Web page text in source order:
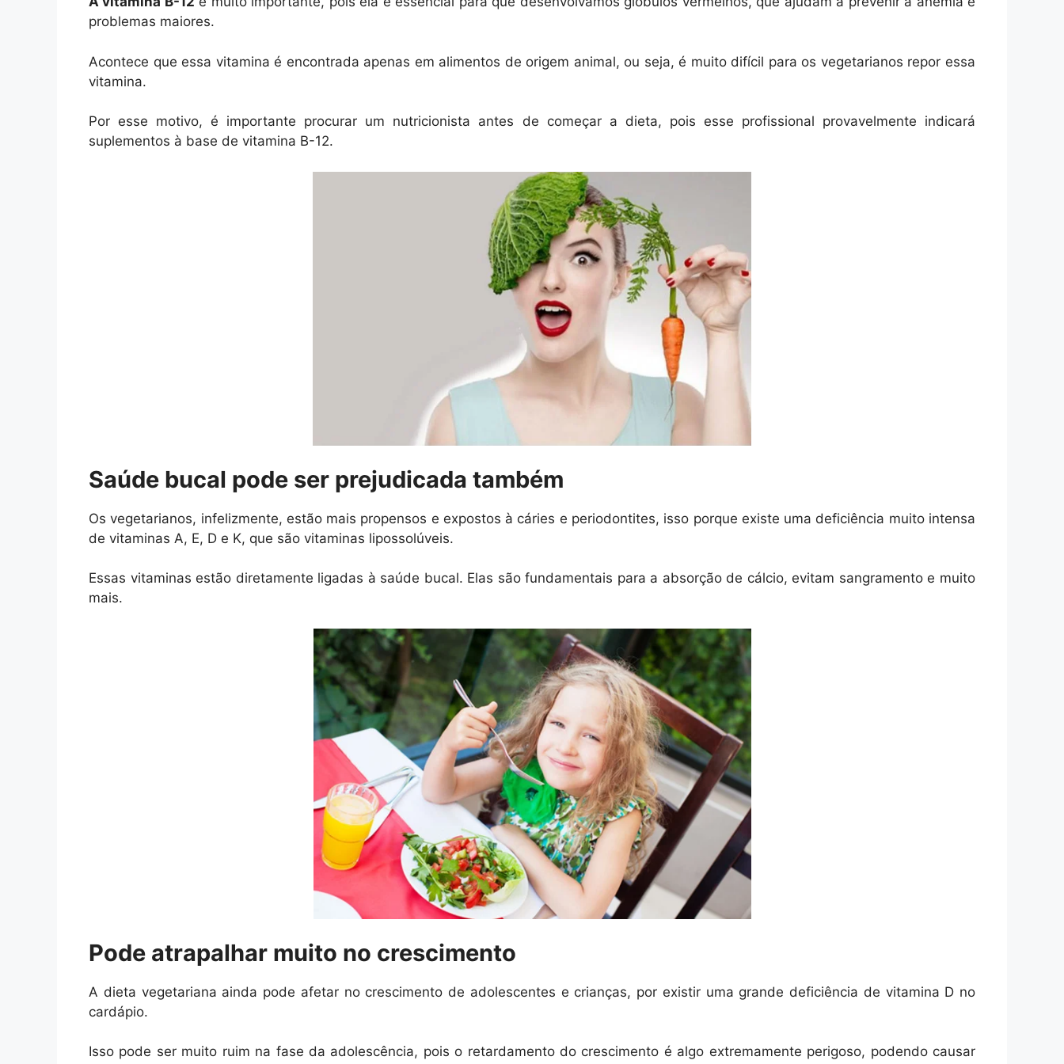
problemas maiores.
Acontece que essa vitamina é encontrada apenas em alimentos de origem animal, ou seja, é muito difícil para os vegetarianos repor essa
vitamina.
Por esse motivo, é importante procurar um nutricionista antes de começar a dieta, pois esse profissional provavelmente indicará
suplementos à base de vitamina B-12.
Saúde bucal pode ser prejudicada também
Os vegetarianos, infelizmente, estão mais propensos e expostos à cáries e periodontites, isso porque existe uma deficiência muito intensa
de vitaminas A, E, D e K, que são vitaminas lipossolúveis.
Essas vitaminas estão diretamente ligadas à saúde bucal. Elas são fundamentais para a absorção de cálcio, evitam sangramento e muito
mais.
Pode atrapalhar muito no crescimento
A dieta vegetariana ainda pode afetar no crescimento de adolescentes e crianças, por existir uma grande deficiência de vitamina D no
cardápio.
Isso pode ser muito ruim na fase da adolescência, pois o retardamento do crescimento é algo extremamente perigoso, podendo causar